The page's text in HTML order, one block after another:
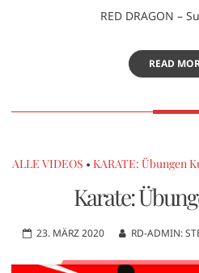
RED DRAGON –
READ
ALLE VIDEOS • KARATE: Übungen
Karate:
23. MÄRZ 2020 RD-ADMIN: